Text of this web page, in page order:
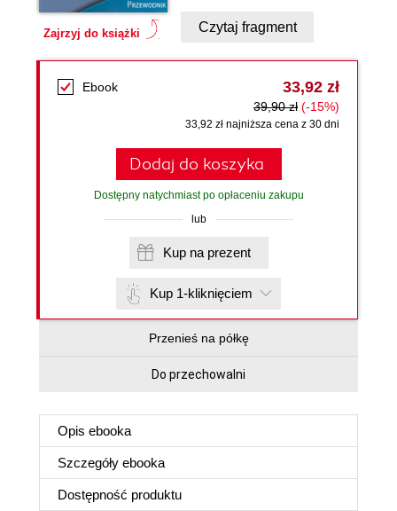
Zajrzyj do książki Czytaj fragment
Ebook 33,92 zł
39,90 zł (-15%)
33,92 zł najniższa cena z 30 dni
Dodaj do koszyka
Dostępny natychmiast po opłaceniu zakupu
lub
Kup na prezent
Kup 1-kliknięciem
Przenieś na półkę
Do przechowalni
Opis ebooka
Szczegóły ebooka
Dostępność produktu